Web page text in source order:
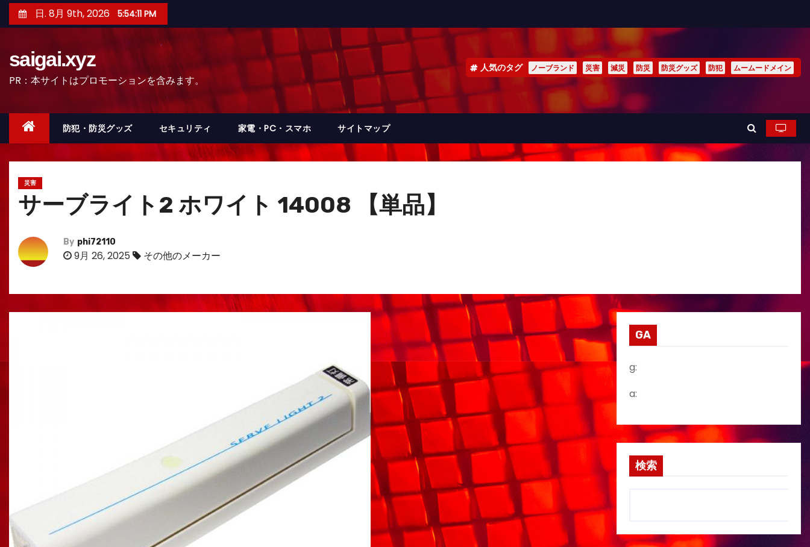
ン
ッ
日. 8月 9th, 2026 5:54:12 PM
saigai.xyz
PR：本サイトはプロモーションを含みます。
人気のタグ ノーブランド 災害 減災 防災 防災グッズ 防犯 ムームードメイン
防犯・防災グッズ セキュリティ 家電・PC・スマホ サイトマップ
災害
サーブライト2 ホワイト 14008 【単品】
By phi72110
9月 26, 2025 その他のメーカー
GA
g:
a:
検索